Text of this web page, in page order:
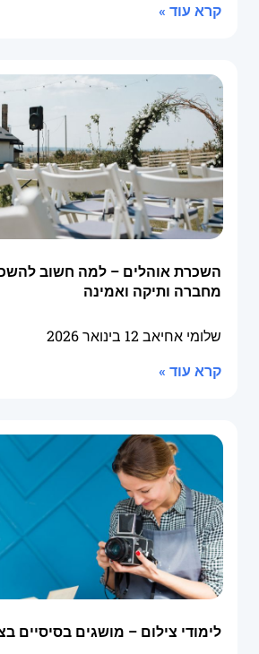
קרא עוד »
השכרת אוהלים – למה חשוב
מחברה ותיקה ואמינה
שלומי אחיאב12 בינואר 2026
קרא עוד »
לימודי צילום – מושגים בסיסיים